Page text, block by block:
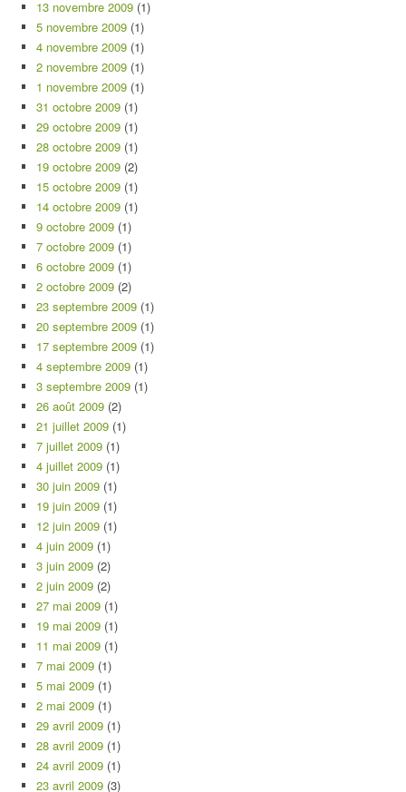
13 novembre 2009 (1)
5 novembre 2009 (1)
4 novembre 2009 (1)
2 novembre 2009 (1)
1 novembre 2009 (1)
31 octobre 2009 (1)
29 octobre 2009 (1)
28 octobre 2009 (1)
19 octobre 2009 (2)
15 octobre 2009 (1)
14 octobre 2009 (1)
9 octobre 2009 (1)
7 octobre 2009 (1)
6 octobre 2009 (1)
2 octobre 2009 (2)
23 septembre 2009 (1)
20 septembre 2009 (1)
17 septembre 2009 (1)
4 septembre 2009 (1)
3 septembre 2009 (1)
26 août 2009 (2)
21 juillet 2009 (1)
7 juillet 2009 (1)
4 juillet 2009 (1)
30 juin 2009 (1)
19 juin 2009 (1)
12 juin 2009 (1)
4 juin 2009 (1)
3 juin 2009 (2)
2 juin 2009 (2)
27 mai 2009 (1)
19 mai 2009 (1)
11 mai 2009 (1)
7 mai 2009 (1)
5 mai 2009 (1)
2 mai 2009 (1)
29 avril 2009 (1)
28 avril 2009 (1)
24 avril 2009 (1)
23 avril 2009 (3)